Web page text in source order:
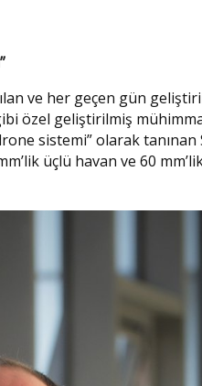
ve her geçen gün
özel geliştirilmiş
sistemi” olarak tanınan
üçlü havan ve 60